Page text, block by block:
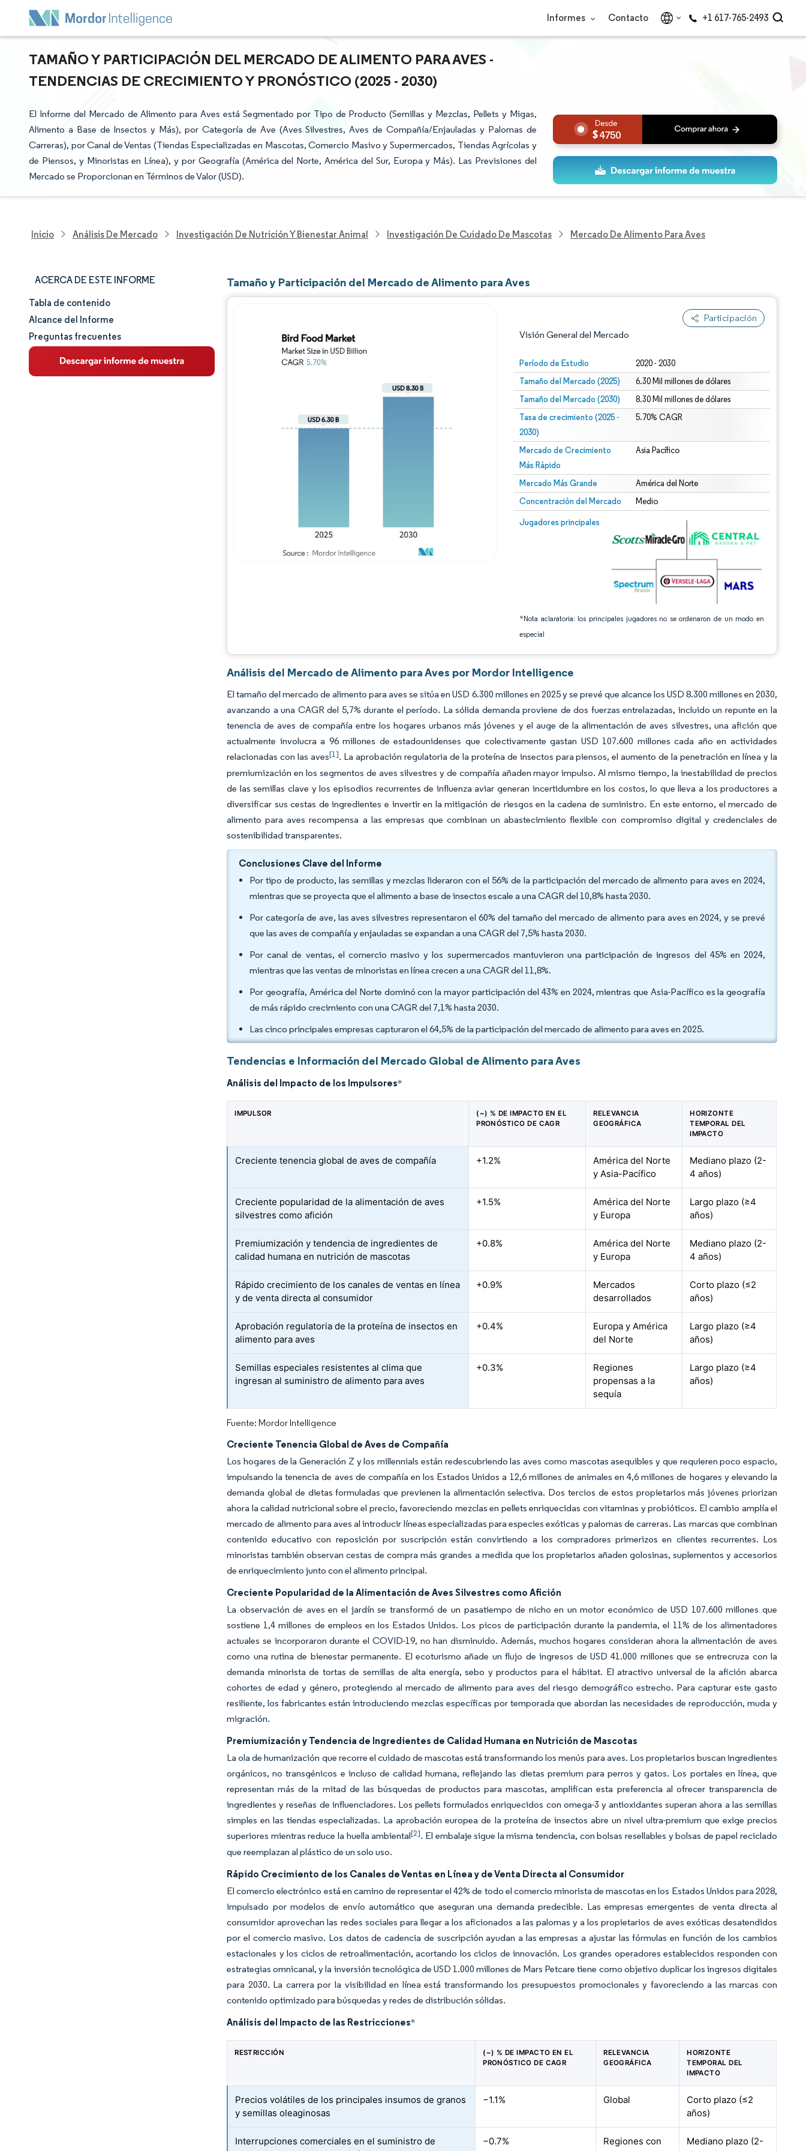
Informes Contacto +1 617-765-2493
TAMAÑO Y PARTICIPACIÓN DEL MERCADO DE ALIMENTO PARA AVES -
TENDENCIAS DE CRECIMIENTO Y PRONÓSTICO (2025 - 2030)
El Informe del Mercado de Alimento para Aves está Segmentado por Tipo de Producto (Semillas y Mezclas, Pellets y Migas,
Alimento a Base de Insectos y Más), por Categoría de Ave (Aves Silvestres, Aves de Compañía/Enjauladas y Palomas de
Carreras), por Canal de Ventas (Tiendas Especializadas en Mascotas, Comercio Masivo y Supermercados, Tiendas Agrícolas y
de Piensos, y Minoristas en Línea), y por Geografía (América del Norte, América del Sur, Europa y Más). Las Previsiones del
Mercado se Proporcionan en Términos de Valor (USD).
4750
Inicio Análisis De Mercado Investigación De Nutrición Y Bienestar Animal Investigación De Cuidado De Mascotas Mercado De Alimento Para Aves
ACERCA DE ESTE INFORME
Tamaño y cuota de mercado
Análisis de mercado
Tendencias e ideas
Tabla de contenido
Alcance del Informe
Preguntas frecuentes
Tamaño y Participación del Mercado de Alimento para Aves
Participación
Visión General del Mercado
Período de Estudio 2020 - 2030
Tamaño del Mercado (2025) 6.30 Mil millones de dólares
Tamaño del Mercado (2030) 8.30 Mil millones de dólares
Tasa de crecimiento (2025 -
2030)
5.70% CAGR
Mercado de Crecimiento
Más Rápido
Asia Pacífico
Mercado Más Grande América del Norte
Concentración del Mercado Medio
Jugadores principales
*Nota aclaratoria: los principales jugadores no se ordenaron de un modo en
especial
Imagen © Mordor Intelligence. El uso requiere atribución según CC BY 4.0.
Imagen © Mordor Intelligence. El uso requiere atribución según CC BY 4.0.
Análisis del Mercado de Alimento para Aves por Mordor Intelligence
El tamaño del mercado de alimento para aves se sitúa en USD 6.300 millones en 2025 y se prevé que alcance los USD 8.300 millones en 2030,
avanzando a una CAGR del 5,7% durante el período. La sólida demanda proviene de dos fuerzas entrelazadas, incluido un repunte en la
tenencia de aves de compañía entre los hogares urbanos más jóvenes y el auge de la alimentación de aves silvestres, una afición que
actualmente involucra a 96 millones de estadounidenses que colectivamente gastan USD 107.600 millones cada año en actividades
relacionadas con las aves[1]. La aprobación regulatoria de la proteína de insectos para piensos, el aumento de la penetración en línea y la
premiumización en los segmentos de aves silvestres y de compañía añaden mayor impulso. Al mismo tiempo, la inestabilidad de precios
de las semillas clave y los episodios recurrentes de influenza aviar generan incertidumbre en los costos, lo que lleva a los productores a
diversificar sus cestas de ingredientes e invertir en la mitigación de riesgos en la cadena de suministro. En este entorno, el mercado de
alimento para aves recompensa a las empresas que combinan un abastecimiento flexible con compromiso digital y credenciales de
sostenibilidad transparentes.
Conclusiones Clave del Informe
Por tipo de producto, las semillas y mezclas lideraron con el 56% de la participación del mercado de alimento para aves en 2024,
mientras que se proyecta que el alimento a base de insectos escale a una CAGR del 10,8% hasta 2030.
Por categoría de ave, las aves silvestres representaron el 60% del tamaño del mercado de alimento para aves en 2024, y se prevé
que las aves de compañía y enjauladas se expandan a una CAGR del 7,5% hasta 2030.
Por canal de ventas, el comercio masivo y los supermercados mantuvieron una participación de ingresos del 45% en 2024,
mientras que las ventas de minoristas en línea crecen a una CAGR del 11,8%.
Por geografía, América del Norte dominó con la mayor participación del 43% en 2024, mientras que Asia-Pacífico es la geografía
de más rápido crecimiento con una CAGR del 7,1% hasta 2030.
Las cinco principales empresas capturaron el 64,5% de la participación del mercado de alimento para aves en 2025.
Tendencias e Información del Mercado Global de Alimento para Aves
Análisis del Impacto de los Impulsores*
IMPULSOR
(~) % DE IMPACTO EN EL
PRONÓSTICO DE CAGR
RELEVANCIA
GEOGRÁFICA
HORIZONTE
TEMPORAL DEL
IMPACTO
Creciente tenencia global de aves de compañía +1.2%
América del Norte
y Asia-Pacífico
Mediano plazo (2-
4 años)
Creciente popularidad de la alimentación de aves
silvestres como afición
+1.5%
América del Norte
y Europa
Largo plazo (≥4
años)
Premiumización y tendencia de ingredientes de
calidad humana en nutrición de mascotas
+0.8%
América del Norte
y Europa
Mediano plazo (2-
4 años)
Rápido crecimiento de los canales de ventas en línea
y de venta directa al consumidor
+0.9%
Mercados
desarrollados
Corto plazo (≤2
años)
Aprobación regulatoria de la proteína de insectos en
alimento para aves
+0.4%
Europa y América
del Norte
Largo plazo (≥4
años)
Semillas especiales resistentes al clima que
ingresan al suministro de alimento para aves
+0.3%
Regiones
propensas a la
sequía
Largo plazo (≥4
años)
Fuente: Mordor Intelligence
Creciente Tenencia Global de Aves de Compañía
Los hogares de la Generación Z y los millennials están redescubriendo las aves como mascotas asequibles y que requieren poco espacio,
impulsando la tenencia de aves de compañía en los Estados Unidos a 12,6 millones de animales en 4,6 millones de hogares y elevando la
demanda global de dietas formuladas que previenen la alimentación selectiva. Dos tercios de estos propietarios más jóvenes priorizan
ahora la calidad nutricional sobre el precio, favoreciendo mezclas en pellets enriquecidas con vitaminas y probióticos. El cambio amplía el
mercado de alimento para aves al introducir líneas especializadas para especies exóticas y palomas de carreras. Las marcas que combinan
contenido educativo con reposición por suscripción están convirtiendo a los compradores primerizos en clientes recurrentes. Los
minoristas también observan cestas de compra más grandes a medida que los propietarios añaden golosinas, suplementos y accesorios
de enriquecimiento junto con el alimento principal.
Creciente Popularidad de la Alimentación de Aves Silvestres como Afición
La observación de aves en el jardín se transformó de un pasatiempo de nicho en un motor económico de USD 107.600 millones que
sostiene 1,4 millones de empleos en los Estados Unidos. Los picos de participación durante la pandemia, el 11% de los alimentadores
actuales se incorporaron durante el COVID-19, no han disminuido. Además, muchos hogares consideran ahora la alimentación de aves
como una rutina de bienestar permanente. El ecoturismo añade un flujo de ingresos de USD 41.000 millones que se entrecruza con la
demanda minorista de tortas de semillas de alta energía, sebo y productos para el hábitat. El atractivo universal de la afición abarca
cohortes de edad y género, protegiendo al mercado de alimento para aves del riesgo demográfico estrecho. Para capturar este gasto
resiliente, los fabricantes están introduciendo mezclas específicas por temporada que abordan las necesidades de reproducción, muda y
migración.
Premiumización y Tendencia de Ingredientes de Calidad Humana en Nutrición de Mascotas
La ola de humanización que recorre el cuidado de mascotas está transformando los menús para aves. Los propietarios buscan ingredientes
orgánicos, no transgénicos e incluso de calidad humana, reflejando las dietas premium para perros y gatos. Los portales en línea, que
representan más de la mitad de las búsquedas de productos para mascotas, amplifican esta preferencia al ofrecer transparencia de
ingredientes y reseñas de influenciadores. Los pellets formulados enriquecidos con omega-3 y antioxidantes superan ahora a las semillas
simples en las tiendas especializadas. La aprobación europea de la proteína de insectos abre un nivel ultra-premium que exige precios
superiores mientras reduce la huella ambiental[2]. El embalaje sigue la misma tendencia, con bolsas resellables y bolsas de papel reciclado
que reemplazan al plástico de un solo uso.
Rápido Crecimiento de los Canales de Ventas en Línea y de Venta Directa al Consumidor
El comercio electrónico está en camino de representar el 42% de todo el comercio minorista de mascotas en los Estados Unidos para 2028,
impulsado por modelos de envío automático que aseguran una demanda predecible. Las empresas emergentes de venta directa al
consumidor aprovechan las redes sociales para llegar a los aficionados a las palomas y a los propietarios de aves exóticas desatendidos
por el comercio masivo. Los datos de cadencia de suscripción ayudan a las empresas a ajustar las fórmulas en función de los cambios
estacionales y los ciclos de retroalimentación, acortando los ciclos de innovación. Los grandes operadores establecidos responden con
estrategias omnicanal, y la inversión tecnológica de USD 1.000 millones de Mars Petcare tiene como objetivo duplicar los ingresos digitales
para 2030. La carrera por la visibilidad en línea está transformando los presupuestos promocionales y favoreciendo a las marcas con
contenido optimizado para búsquedas y redes de distribución sólidas.
Análisis del Impacto de las Restricciones*
RESTRICCIÓN
(~) % DE IMPACTO EN EL
PRONÓSTICO DE CAGR
RELEVANCIA
GEOGRÁFICA
HORIZONTE
TEMPORAL DEL
IMPACTO
Precios volátiles de los principales insumos de granos
y semillas oleaginosas
−1.1% Global
Corto plazo (≤2
años)
Interrupciones comerciales en el suministro de
−0.7%
Regiones con
Mediano plazo (2-